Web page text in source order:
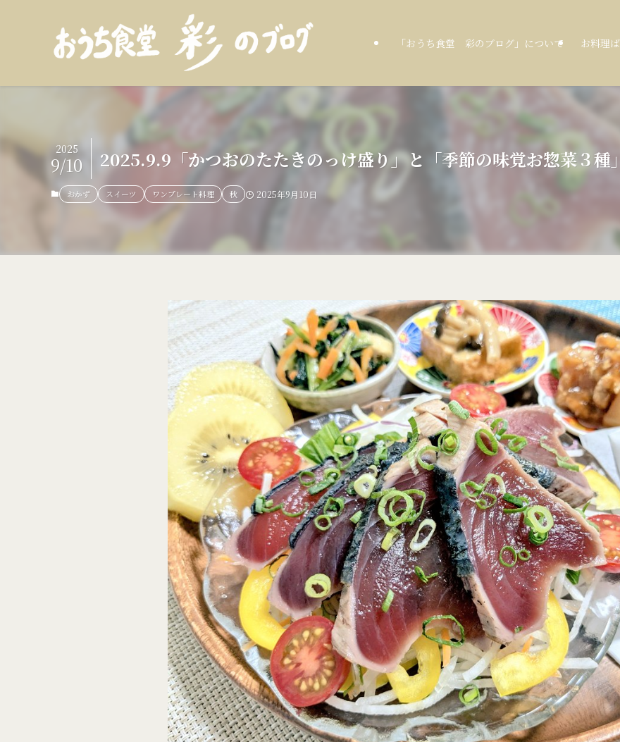
「おうち食堂 彩のブログ」について お料理
2025.9.9「かつおのたたきのっけ盛り」と「季節の味覚お惣菜３種
2025
9/10
おかず スイーツ ワンプレート料理 秋 2025年9月10日